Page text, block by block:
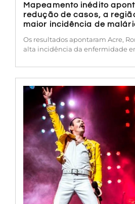
Mapeamento inédito
redução de casos, a
maior incidência de
Os resultados apontaram Acre,
alta incidência da enfermidade